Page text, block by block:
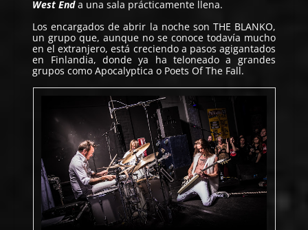
West Enda una sala prácticamente llena.
Los encargados de abrir la noche son THE BLANKO,
un grupo que, aunque no se conoce todavía mucho
en el extranjero, está creciendo a pasos agigantados
en Finlandia, donde ya ha teloneado a grandes
grupos como Apocalyptica o Poets Of The Fall.